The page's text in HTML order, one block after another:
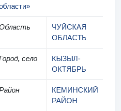
ЧУЙСКАЯ
ОБЛАСТЬ
село
КЫЗЫЛ-
ОКТЯБРЬ
КЕМИНСКИЙ
РАЙОН